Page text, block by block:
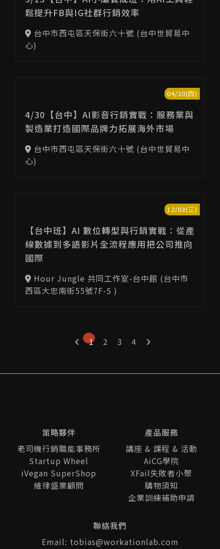
鬆提升FB與IG社群行銷效率
台中市西屯區天保街六十號 (台中世貿易中
心)
04/30(四)
4/30【台中】AI影音行銷實戰：服務業與
製造業打造國際品牌力拓展海外市場
台中市西屯區天保街六十號 (台中世貿易中
心)
12/03(三)
【台中班】AI 數位轉型與行銷實戰：從產
線數據到多語影片全流程應用把公司推向
國際
Hour Jungle 共同工作室-台中館 (台中市
西區大忠南街55號7F-5 )
1 2 3 4
策略夥伴
老司機行銷職能事務所
Startup Wheel
iVegan SuperShop
維律盛業顧問
產品服務
講座 & 課程 & 活動
AiCG學院
XFail失敗者小聚
購物須知
企業訓練補助申請
聯絡我們
Email: tobias@workationlab.com